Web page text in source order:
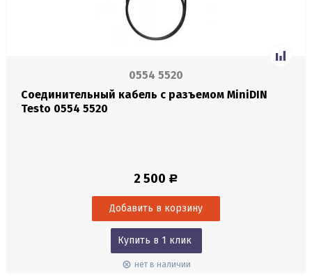
0554 5520
Соединительный кабель с разъемом MiniDIN
Testo 0554 5520
2 500 Р
Купить в 1 клик
нет в наличии